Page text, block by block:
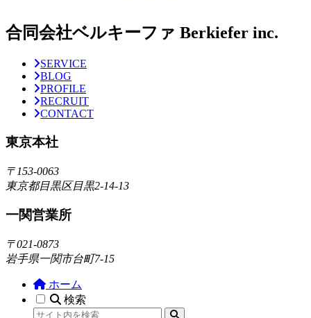
合同会社ベルキーファ Berkiefer inc.
SERVICE
BLOG
PROFILE
RECRUIT
CONTACT
東京本社
〒153-0063
東京都目黒区目黒2-14-13
一関営業所
〒021-0873
岩手県一関市台町7-15
ホーム
検索